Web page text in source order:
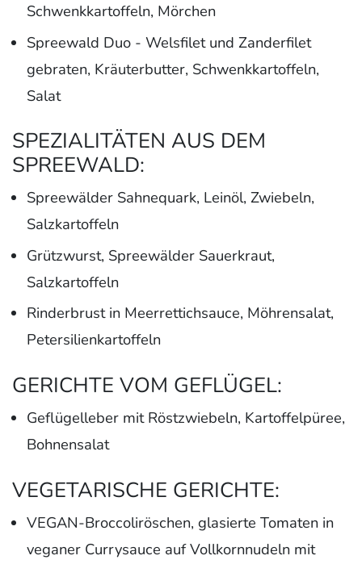
Schwenkkartoffeln, Mörchen
Spreewald Duo - Welsfilet und Zanderfilet
gebraten, Kräuterbutter, Schwenkkartoffeln,
Salat
SPEZIALITÄTEN AUS DEM
SPREEWALD:
Spreewälder Sahnequark, Leinöl, Zwiebeln,
Salzkartoffeln
Grützwurst, Spreewälder Sauerkraut,
Salzkartoffeln
Rinderbrust in Meerrettichsauce, Möhrensalat,
Petersilienkartoffeln
GERICHTE VOM GEFLÜGEL:
Geflügelleber mit Röstzwiebeln, Kartoffelpüree,
Bohnensalat
VEGETARISCHE GERICHTE:
VEGAN-Broccoliröschen, glasierte Tomaten in
veganer Currysauce auf Vollkornnudeln mit